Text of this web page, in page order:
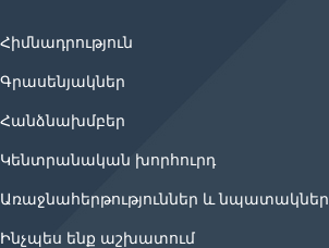
Հիմնադրություն
Գրասենյակներ
Հանձնախմբեր
Կենտրանական խորհուրդ
Առաջնահերթություններ և նպատակներ
Ինչպես ենք աշխատում